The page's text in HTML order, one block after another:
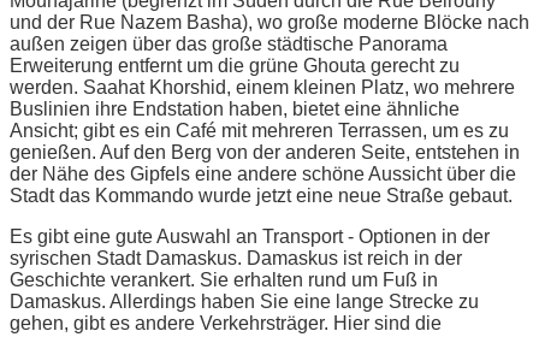
und der Rue Nazem Basha), wo große moderne Blöcke nach
außen zeigen über das große städtische Panorama
Erweiterung entfernt um die grüne Ghouta gerecht zu
werden. Saahat Khorshid, einem kleinen Platz, wo mehrere
Buslinien ihre Endstation haben, bietet eine ähnliche
Ansicht; gibt es ein Café mit mehreren Terrassen, um es zu
genießen. Auf den Berg von der anderen Seite, entstehen in
der Nähe des Gipfels eine andere schöne Aussicht über die
Stadt das Kommando wurde jetzt eine neue Straße gebaut.
Es gibt eine gute Auswahl an Transport - Optionen in der
syrischen Stadt Damaskus. Damaskus ist reich in der
Geschichte verankert. Sie erhalten rund um Fuß in
Damaskus. Allerdings haben Sie eine lange Strecke zu
gehen, gibt es andere Verkehrsträger. Hier sind die